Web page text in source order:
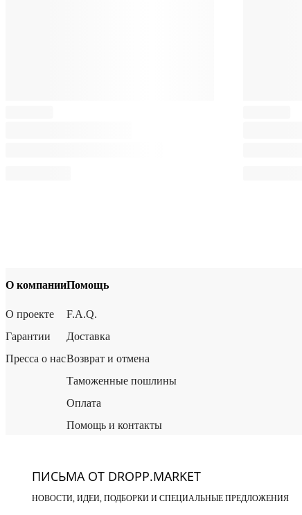
О компании
О проекте
Гарантии
Пресса о нас
Помощь
F.A.Q.
Доставка
Возврат и отмена
Таможенные пошлины
Оплата
Помощь и контакты
ПИСЬМА ОТ DROPP.MARKET
НОВОСТИ, ИДЕИ, ПОДБОРКИ И СПЕЦИАЛЬНЫЕ ПРЕДЛОЖЕНИЯ